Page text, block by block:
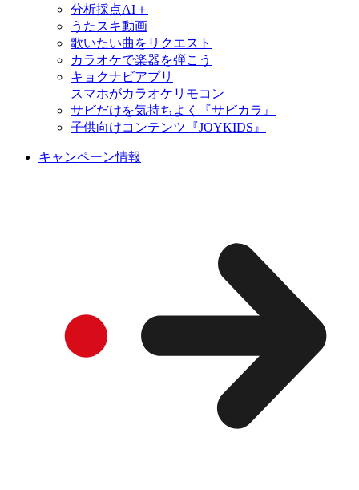
分析採点AI＋
うたスキ動画
歌いたい曲をリクエスト
カラオケで楽器を弾こう
キョクナビアプリ
スマホがカラオケリモコン
サビだけを気持ちよく『サビカラ』
子供向けコンテンツ『JOYKIDS』
キャンペーン情報